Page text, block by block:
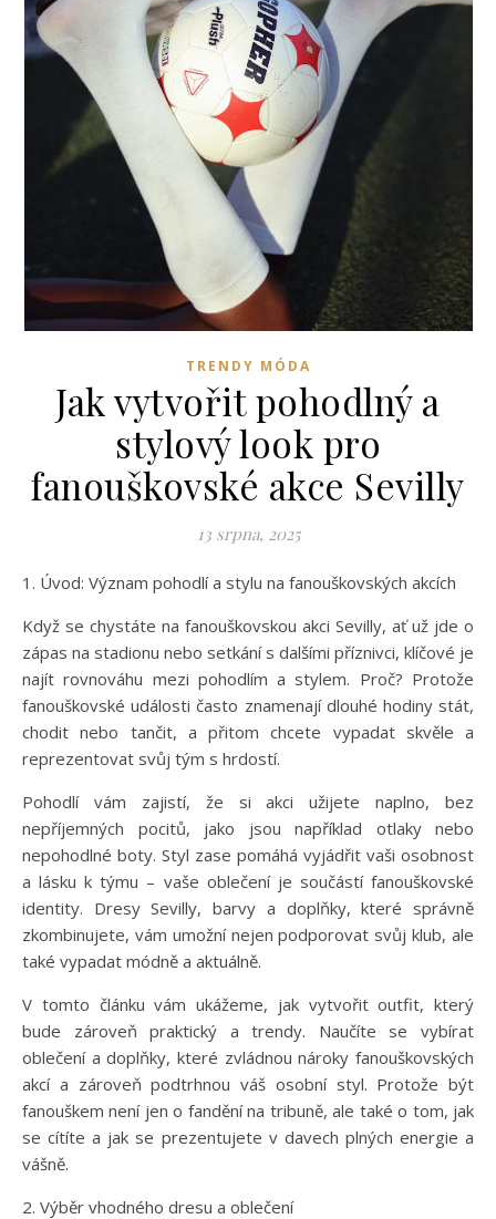
TRENDY MÓDA
Jak vytvořit pohodlný a
stylový look pro
fanouškovské akce Sevilly
13 srpna, 2025
1. Úvod: Význam pohodlí a stylu na fanouškovských akcích
Když se chystáte na fanouškovskou akci Sevilly, ať už jde o
zápas na stadionu nebo setkání s dalšími příznivci, klíčové je
najít rovnováhu mezi pohodlím a stylem. Proč? Protože
fanouškovské události často znamenají dlouhé hodiny stát,
chodit nebo tančit, a přitom chcete vypadat skvěle a
reprezentovat svůj tým s hrdostí.
Pohodlí vám zajistí, že si akci užijete naplno, bez
nepříjemných pocitů, jako jsou například otlaky nebo
nepohodlné boty. Styl zase pomáhá vyjádřit vaši osobnost
a lásku k týmu – vaše oblečení je součástí fanouškovské
identity. Dresy Sevilly, barvy a doplňky, které správně
zkombinujete, vám umožní nejen podporovat svůj klub, ale
také vypadat módně a aktuálně.
V tomto článku vám ukážeme, jak vytvořit outfit, který
bude zároveň praktický a trendy. Naučíte se vybírat
oblečení a doplňky, které zvládnou nároky fanouškovských
akcí a zároveň podtrhnou váš osobní styl. Protože být
fanouškem není jen o fandění na tribuně, ale také o tom, jak
se cítíte a jak se prezentujete v davech plných energie a
vášně.
2. Výběr vhodného dresu a oblečení